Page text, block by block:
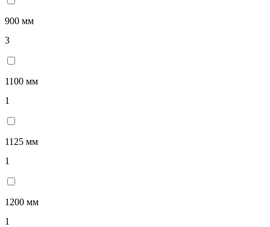
900 мм
3
1100 мм
1
1125 мм
1
1200 мм
1